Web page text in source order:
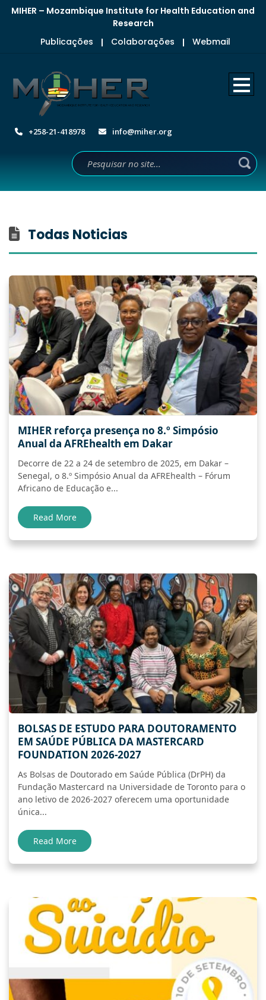
MIHER – Mozambique Institute for Health Education and
Research
Publicações
| Colaborações | Webmail
+258-21-418978 info@miher.org
Todas Noticias
MIHER reforça presença no 8.º Simpósio
Anual da AFREhealth em Dakar
Decorre de 22 a 24 de setembro de 2025, em Dakar –
Senegal, o 8.º Simpósio Anual da AFREhealth – Fórum
Africano de Educação e...
Read More
BOLSAS DE ESTUDO PARA DOUTORAMENTO
EM SAÚDE PÚBLICA DA MASTERCARD
FOUNDATION 2026-2027
As Bolsas de Doutorado em Saúde Pública (DrPH) da
Fundação Mastercard na Universidade de Toronto para o
ano letivo de 2026-2027 oferecem uma oportunidade
única...
Read More